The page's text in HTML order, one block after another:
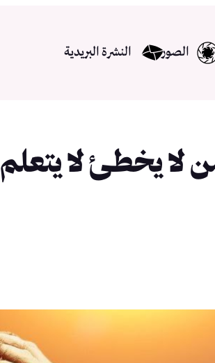
الصور النشرة البريدية
لا يخطئ لا يتعلم